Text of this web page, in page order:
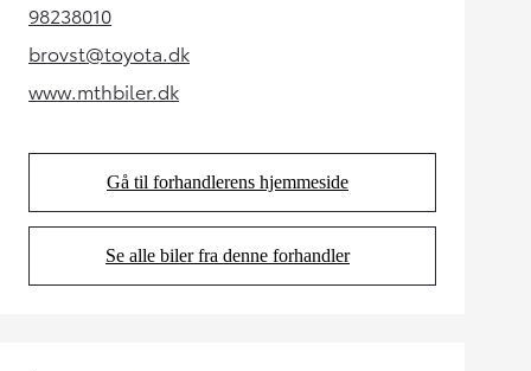
98238010(Opens in new tab)
brovst@toyota.dk(Opens in new tab)
www.mthbiler.dk(Opens in new tab)
Gå til forhandlerens hjemmeside
(Opens in new tab)
Se alle biler fra denne forhandler
(Opens in new tab)